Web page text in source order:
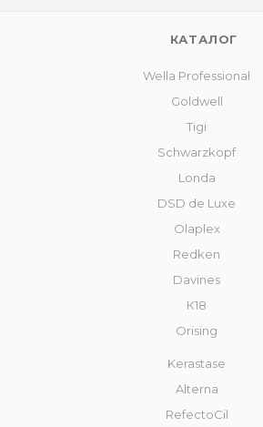
КАТАЛОГ
Wella Professional
Goldwell
Tigi
Schwarzkopf
Londa
DSD de Luxe
Olaplex
Redken
Davines
К18
Orising
Kerastase
Alterna
RefectoCil